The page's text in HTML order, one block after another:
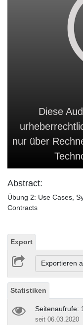
Diese
nur über
Abstract:
Übung 2: Use Cases,
Contracts
Export
Exportieren
Statistiken
Seitenaufrufe:
seit 06.03.2020